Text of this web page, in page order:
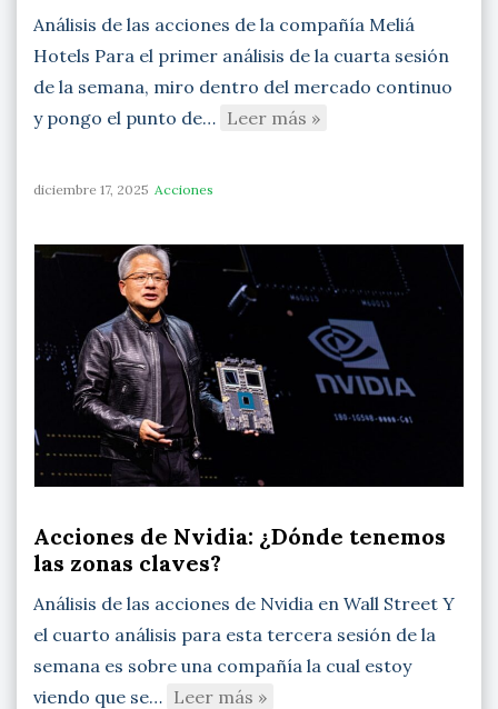
Análisis de las acciones de la compañía Meliá
Hotels Para el primer análisis de la cuarta sesión
de la semana, miro dentro del mercado continuo
y pongo el punto de… Leer más »
diciembre 17, 2025 Acciones
Acciones de Nvidia: ¿Dónde tenemos
las zonas claves?
Análisis de las acciones de Nvidia en Wall Street Y
el cuarto análisis para esta tercera sesión de la
semana es sobre una compañía la cual estoy
viendo que se… Leer más »